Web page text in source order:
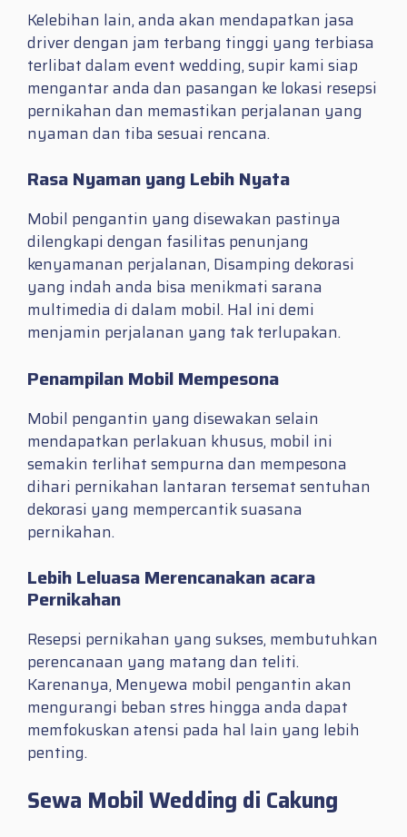
Kelebihan lain, anda akan mendapatkan jasa
driver dengan jam terbang tinggi yang terbiasa
terlibat dalam event wedding, supir kami siap
mengantar anda dan pasangan ke lokasi resepsi
pernikahan dan memastikan perjalanan yang
nyaman dan tiba sesuai rencana.
Rasa Nyaman yang Lebih Nyata
Mobil pengantin yang disewakan pastinya
dilengkapi dengan fasilitas penunjang
kenyamanan perjalanan, Disamping dekorasi
yang indah anda bisa menikmati sarana
multimedia di dalam mobil. Hal ini demi
menjamin perjalanan yang tak terlupakan.
Penampilan Mobil Mempesona
Mobil pengantin yang disewakan selain
mendapatkan perlakuan khusus, mobil ini
semakin terlihat sempurna dan mempesona
dihari pernikahan lantaran tersemat sentuhan
dekorasi yang mempercantik suasana
pernikahan.
Lebih Leluasa Merencanakan acara
Pernikahan
Resepsi pernikahan yang sukses, membutuhkan
perencanaan yang matang dan teliti.
Karenanya, Menyewa mobil pengantin akan
mengurangi beban stres hingga anda dapat
memfokuskan atensi pada hal lain yang lebih
penting.
Sewa Mobil Wedding di Cakung